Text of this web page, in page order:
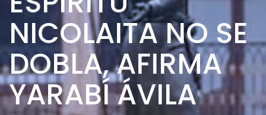
NICOLAITA NO SE
DOBLA, AFIRMA
YARABÍ ÁVILA